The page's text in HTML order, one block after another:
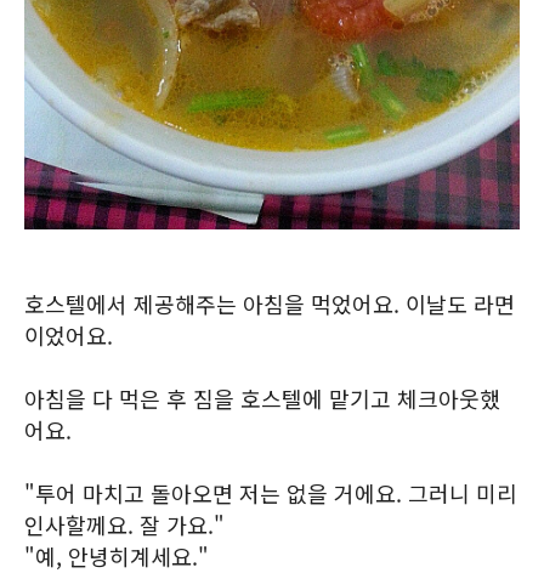
호스텔에서 제공해주는 아침을 먹었어요. 이날도 라면
이었어요.
아침을 다 먹은 후 짐을 호스텔에 맡기고 체크아웃했
어요.
"투어 마치고 돌아오면 저는 없을 거에요. 그러니 미리
인사할께요. 잘 가요."
"예, 안녕히계세요."